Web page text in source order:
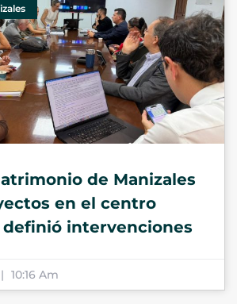
de Manizales
en el centro
intervenciones
10:16 Am